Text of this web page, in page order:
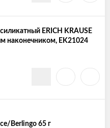
ERICH KRAUSE
наконечником, EK21024
Berlingo 65 г